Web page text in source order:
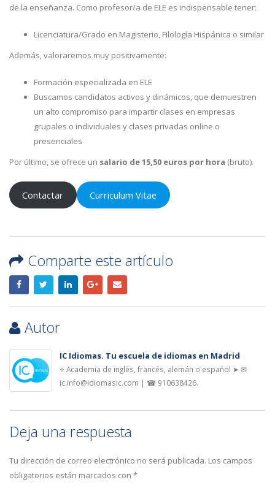
de la enseñanza. Como profesor/a de ELE es indispensable tener:
Licenciatura/Grado en Magisterio, Filología Hispánica o similar
Además, valoraremos muy positivamente:
Formación especializada en ELE
Buscamos candidatos activos y dinámicos, que demuestren
un alto compromiso para impartir clases en empresas
grupales o individuales y clases privadas online o
presenciales
Por último, se ofrece un salario de 15,50 euros por hora (bruto).
Contactar Curriculum Vitae
Comparte este artículo
Autor
IC Idiomas. Tu escuela de idiomas en Madrid
⭐ Academia de inglés, francés, alemán o español ➤ ✉
ic.info@idiomasic.com | ☎ 910638426.
Deja una respuesta
Tu dirección de correo electrónico no será publicada. Los campos
obligatorios están marcados con *